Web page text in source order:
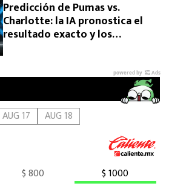
Predicción de Pumas vs.
Charlotte: la IA pronostica el
resultado exacto y los